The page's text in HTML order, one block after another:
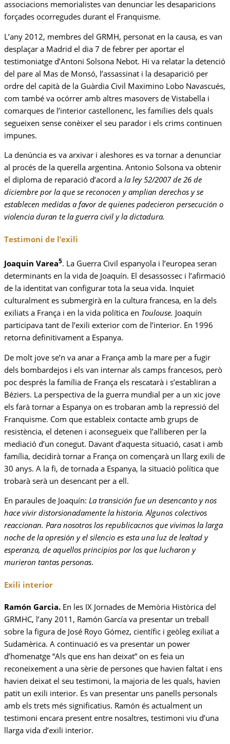
associacions memorialistes van denunciar les desaparicions
forçades ocorregudes durant el Franquisme.
L’any 2012, membres del GRMH, personat en la causa, es van
desplaçar a Madrid el dia 7 de febrer per aportar el
testimoniatge d’Antoni Solsona Nebot. Hi va relatar la detenció
del pare al Mas de Monsó, l’assassinat i la desaparició per
ordre del capità de la Guàrdia Civil Maximino Lobo Navascués,
com també va ocórrer amb altres masovers de Vistabella i
comarques de l’interior castellonenc, les famílies dels quals
segueixen sense conèixer el seu parador i els crims continuen
impunes.
La denúncia es va arxivar i aleshores es va tornar a denunciar
al procés de la querella argentina. Antonio Solsona va obtenir
el diploma de reparació d’acord a laley 52/2007de 26 de
diciembre por la que se reconocen y amplian derechos y se
establecen medidas a favor de quienes padecieron persecución o
violencia duran te la guerra civil y la dictadura.
Testimoni de l’exili
Joaquin Varea5. La Guerra Civil espanyola i l’europea seran
determinants en la vida de Joaquín. El desassossec i l’afirmació
de la identitat van configurar tota la seua vida. Inquiet
culturalment es submergirà en la cultura francesa, en la dels
exiliats a França i en la vida política en Toulouse. Joaquín
participava tant de l’exili exterior com de l’interior. En 1996
retorna definitivament a Espanya.
De molt jove se’n va anar a França amb la mare per a fugir
dels bombardejos i els van internar als camps francesos, però
poc després la família de França els rescatarà i s’establiran a
Béziers. La perspectiva de la guerra mundial per a un xic jove
els farà tornar a Espanya on es trobaran amb la repressió del
Franquisme. Com que estableix contacte amb grups de
resistència, el detenen i aconsegueix que l’alliberen per la
mediació d’un conegut. Davant d’aquesta situació, casat i amb
família, decidirà tornar a França on començarà un llarg exili de
30 anys. A la fi, de tornada a Espanya, la situació política que
trobarà serà un desencant per a ell.
En paraules de Joaquín: La transición fue un desencanto y nos
hace vivir distorsionadamente la historia. Algunos colectivos
reaccionan. Para nosotros los republicacnos que vivimos la larga
noche de la opresión y el silencio es esta una luz de lealtad y
esperanza, de aquellos principios por los que lucharon y
murieron tantas personas.
Exili interior
Ramón Garcia. En les IX Jornades de Memòria Històrica del
GRMHC, l’any 2011, Ramón García va presentar un treball
sobre la figura de José Royo Gómez, científic i geòleg exiliat a
Sudamèrica. A continuació es va presentar un power
d’homenatge “Als que ens han deixat” on es feia un
reconeixement a una sèrie de persones que havien faltat i ens
havien deixat el seu testimoni, la majoria de les quals, havien
patit un exili interior. Es van presentar uns panells personals
amb els trets més significatius. Ramón és actualment un
testimoni encara present entre nosaltres, testimoni viu d’una
llarga vida d’exili interior.